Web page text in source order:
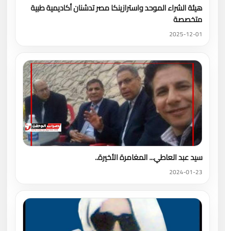
هيئة الشراء الموحد واسترازينكا مصر تدشنان أكاديمية طبية
متخصصة
2025-12-01
سيد عبد العاطي... المغامرة الأخيرة..
2024-01-23